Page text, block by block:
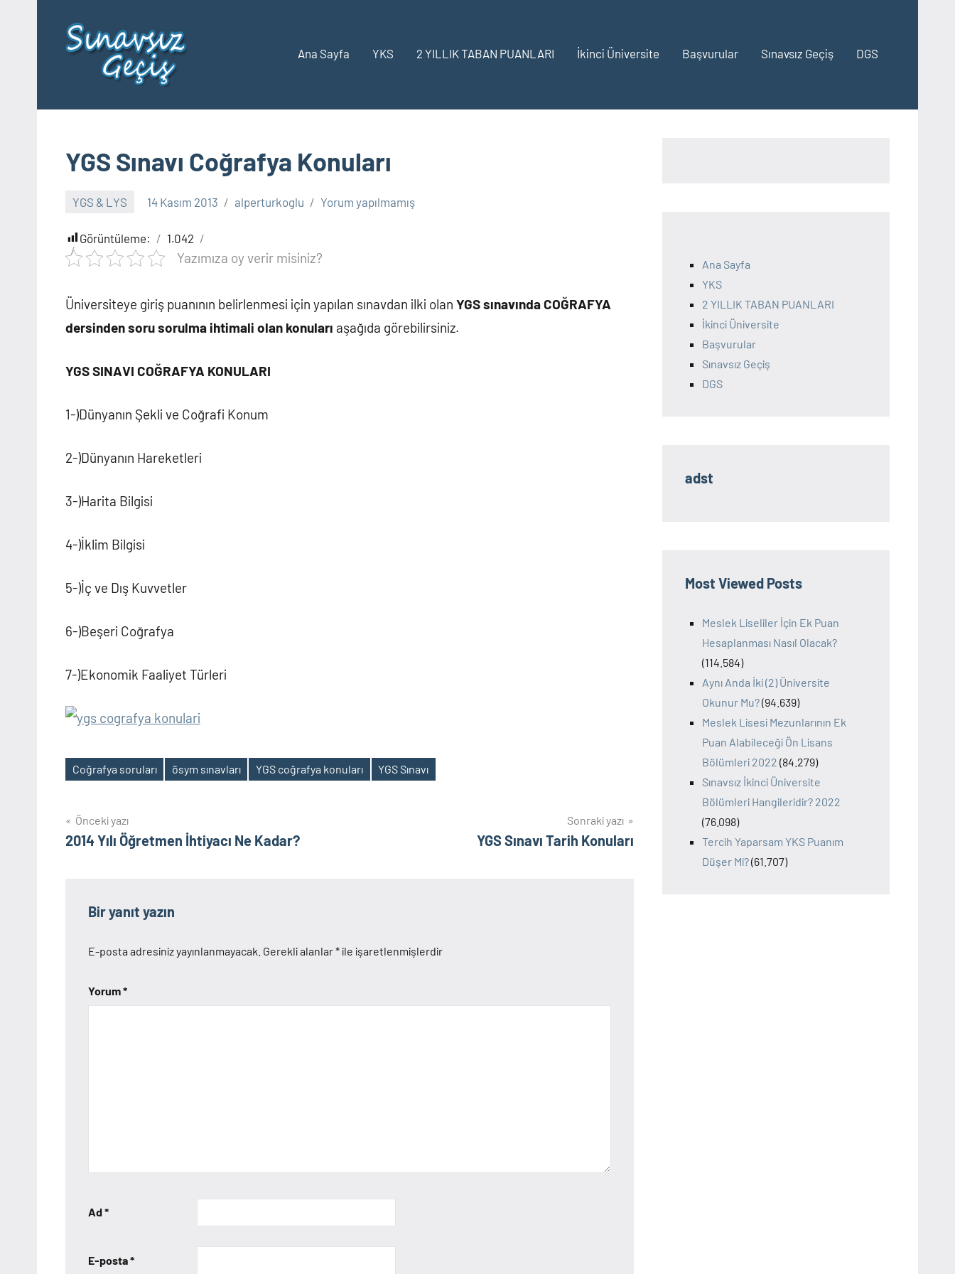
YKS
Ana Sayfa YKS 2 YILLIK TABAN PUANLARI İkinci Üniversite Başvurular Sınavsız Geçiş DGS
YGS Sınavı Coğrafya Konuları
YGS & LYS 14 Kasım 2013 alperturkoglu Yorum yapılmamış
Görüntüleme: 1.042
Yazımıza oy verir misiniz?
Üniversiteye giriş puanının belirlenmesi için yapılan sınavdan ilki olan YGS sınavında COĞRAFYA
dersinden soru sorulma ihtimali olan konuları aşağıda görebilirsiniz.
YGS SINAVI COĞRAFYA KONULARI
1-)Dünyanın Şekli ve Coğrafi Konum
2-)Dünyanın Hareketleri
3-)Harita Bilgisi
4-)İklim Bilgisi
5-)İç ve Dış Kuvvetler
6-)Beşeri Coğrafya
7-)Ekonomik Faaliyet Türleri
Etiketler
Coğrafya soruları ösym sınavları YGS coğrafya konuları YGS Sınavı
Yazı
gezinmesi
Önceki yazı
2014 Yılı Öğretmen İhtiyacı Ne Kadar?
Sonraki yazı
YGS Sınavı Tarih Konuları
Bir yanıt yazın
E-posta adresiniz yayınlanmayacak. Gerekli alanlar* ile işaretlenmişlerdir
Yorum*
Ad*
E-posta*
Ana Sayfa
YKS
2 YILLIK TABAN PUANLARI
İkinci Üniversite
Başvurular
Sınavsız Geçiş
DGS
adst
Most Viewed Posts
Meslek Liseliler İçin Ek Puan
Hesaplanması Nasıl Olacak?
(114.584)
Aynı Anda İki (2) Üniversite
Okunur Mu?(94.639)
Meslek Lisesi Mezunlarının Ek
Puan Alabileceği Ön Lisans
Bölümleri 2022 (84.279)
Sınavsız İkinci Üniversite
Bölümleri Hangileridir? 2022
(76.098)
Tercih Yaparsam YKS Puanım
Düşer Mi?(61.707)